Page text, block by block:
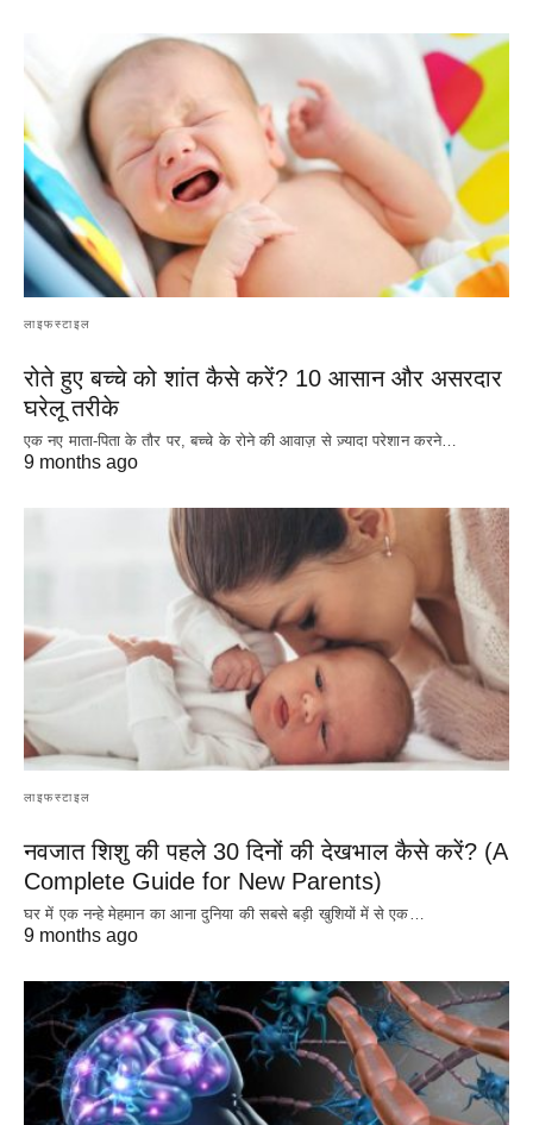
लाइफस्टाइल
रोते हुए बच्चे को शांत कैसे करें? 10 आसान और असरदार
घरेलू तरीके
एक नए माता-पिता के तौर पर, बच्चे के रोने की आवाज़ से ज़्यादा परेशान करने…
9 months ago
लाइफस्टाइल
नवजात शिशु की पहले 30 दिनों की देखभाल कैसे करें? (A
Complete Guide for New Parents)
घर में एक नन्हे मेहमान का आना दुनिया की सबसे बड़ी खुशियों में से एक…
9 months ago